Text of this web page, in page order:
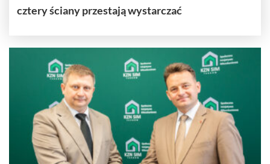
cztery ściany przestają wystarczać